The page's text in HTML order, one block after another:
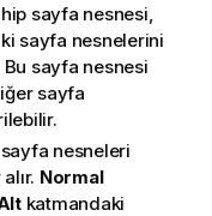
sayfa nesnesi,
sayfa nesnelerini
sayfa nesnesi
sayfa
nesneleri
Normal
katmandaki